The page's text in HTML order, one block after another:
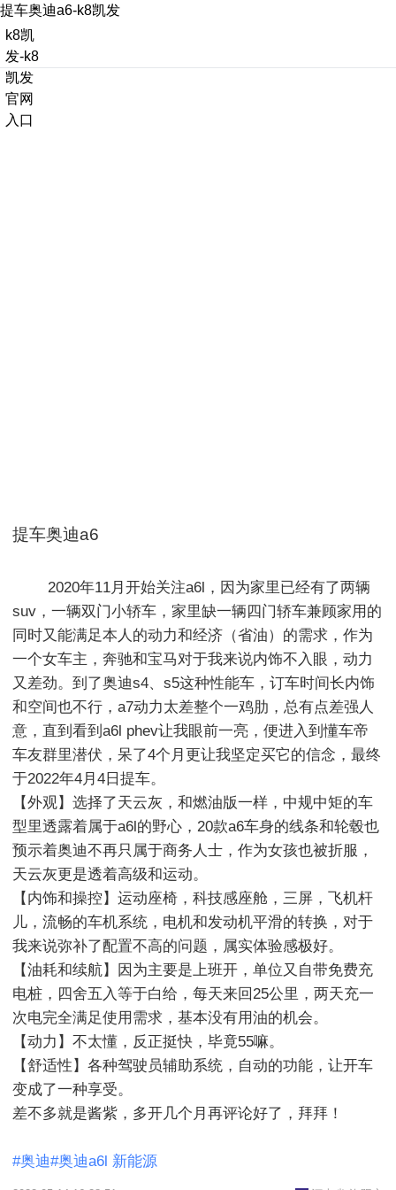
提车奥迪a6-k8凯发
k8凯
发-k8
凯发
官网
入口
提车奥迪a6
        2020年11月开始关注a6l，因为家里已经有了两辆
suv，一辆双门小轿车，家里缺一辆四门轿车兼顾家用的
同时又能满足本人的动力和经济（省油）的需求，作为
一个女车主，奔驰和宝马对于我来说内饰不入眼，动力
又差劲。到了奥迪s4、s5这种性能车，订车时间长内饰
和空间也不行，a7动力太差整个一鸡肋，总有点差强人
意，直到看到a6l phev让我眼前一亮，便进入到懂车帝
车友群里潜伏，呆了4个月更让我坚定买它的信念，最终
于2022年4月4日提车。
【外观】选择了天云灰，和燃油版一样，中规中矩的车
型里透露着属于a6l的野心，20款a6车身的线条和轮毂也
预示着奥迪不再只属于商务人士，作为女孩也被折服，
天云灰更是透着高级和运动。
【内饰和操控】运动座椅，科技感座舱，三屏，飞机杆
儿，流畅的车机系统，电机和发动机平滑的转换，对于
我来说弥补了配置不高的问题，属实体验感极好。
【油耗和续航】因为主要是上班开，单位又自带免费充
电桩，四舍五入等于白给，每天来回25公里，两天充一
次电完全满足使用需求，基本没有用油的机会。
【动力】不太懂，反正挺快，毕竟55嘛。
【舒适性】各种驾驶员辅助系统，自动的功能，让开车
变成了一种享受。
差不多就是酱紫，多开几个月再评论好了，拜拜！
#奥迪#奥迪a6l 新能源